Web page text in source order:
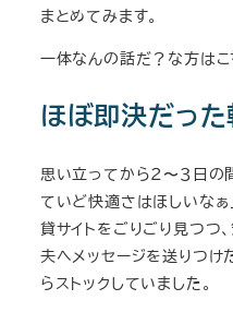
まとめてみます。
一体なんの話だ？な方は
ほぼ即決だっ
思い立ってから２〜３日の
ていど快適さはほしいな
貸サイトをごりごり見つつ
夫へメッセージを送りつけ
らストックしていました。